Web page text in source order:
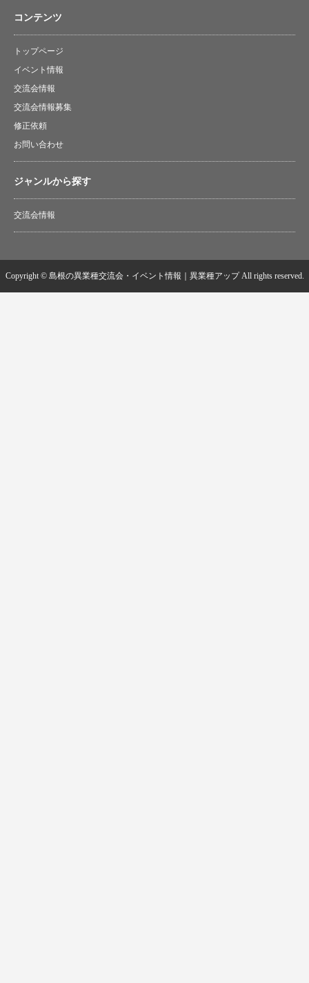
コンテンツ
トップページ
イベント情報
交流会情報
交流会情報募集
修正依頼
お問い合わせ
ジャンルから探す
交流会情報
Copyright © 島根の異業種交流会・イベント情報｜異業種アップ All rights reserved.